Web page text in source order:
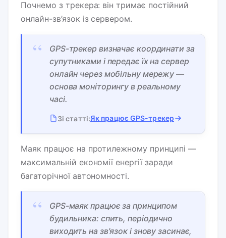
Почнемо з трекера: він тримає постійний
онлайн-зв’язок із сервером.
“
GPS-трекер визначає координати за
супутниками і передає їх на сервер
онлайн через мобільну мережу —
основа моніторингу в реальному
часі.
Зі статті:Як працює GPS-трекер
Маяк працює на протилежному принципі —
максимальній економії енергії заради
багаторічної автономності.
“
GPS-маяк працює за принципом
будильника: спить, періодично
виходить на зв'язок і знову засинає,